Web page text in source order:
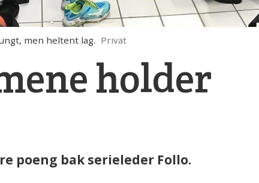
men heltent lag. Privat
holder
poeng bak serieleder Follo.